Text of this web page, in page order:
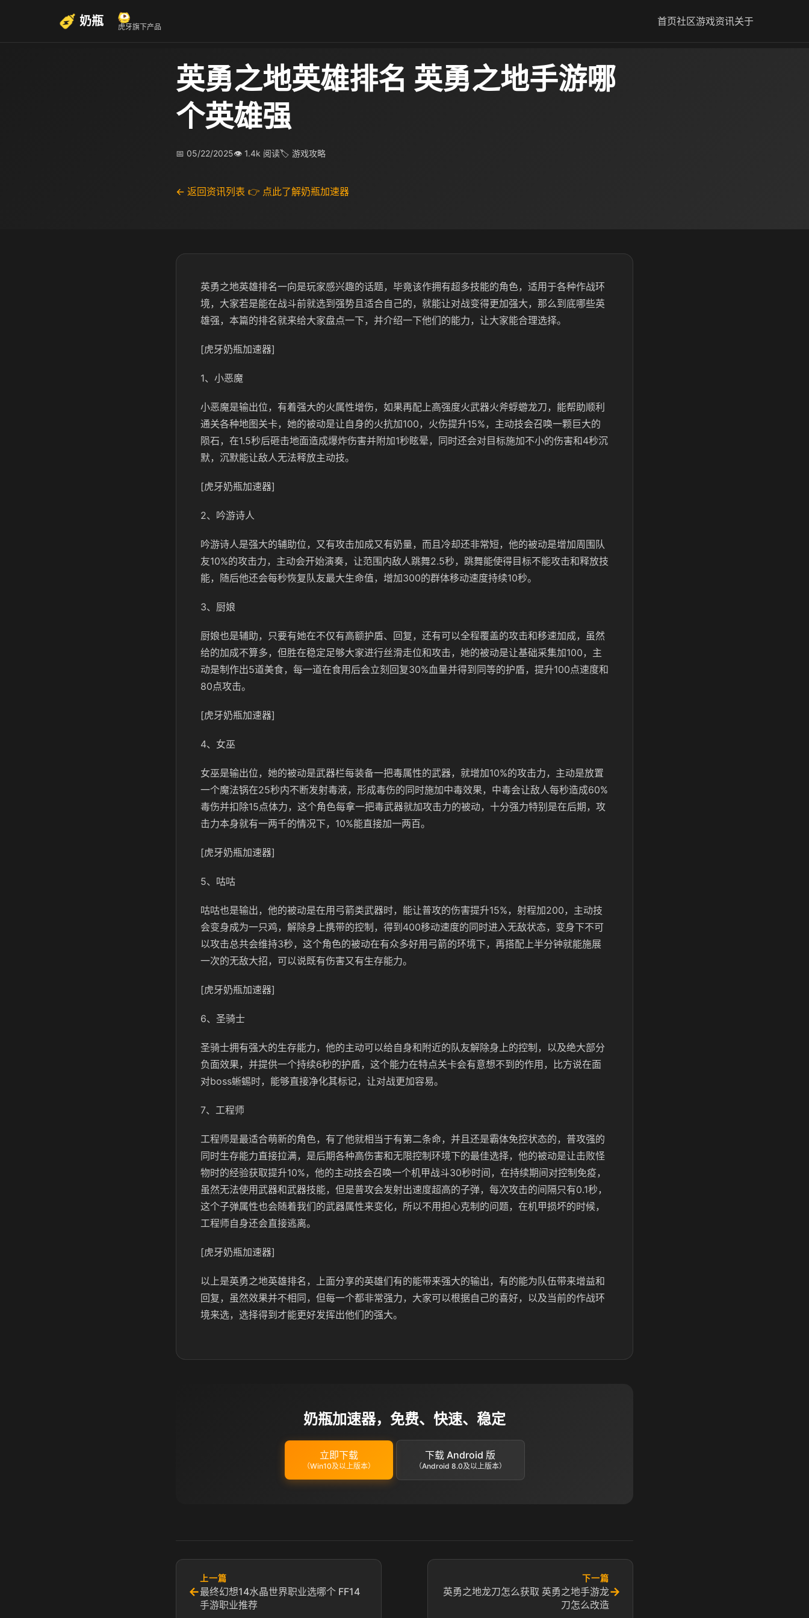
奶瓶 虎牙旗下产品 首页社区游戏资讯关于
英勇之地英雄排名 英勇之地手游哪
个英雄强
📅 05/22/2025👁 1.4k 阅读🏷 游戏攻略
← 返回资讯列表 👉 点此了解奶瓶加速器
英勇之地英雄排名一向是玩家感兴趣的话题，毕竟该作拥有超多技能的角色，适用于各种作战环
境，大家若是能在战斗前就选到强势且适合自己的，就能让对战变得更加强大，那么到底哪些英
雄强，本篇的排名就来给大家盘点一下，并介绍一下他们的能力，让大家能合理选择。
[虎牙奶瓶加速器]
1、小恶魔
小恶魔是输出位，有着强大的火属性增伤，如果再配上高强度火武器火斧蜉蝣龙刀，能帮助顺利
通关各种地图关卡，她的被动是让自身的火抗加100，火伤提升15%，主动技会召唤一颗巨大的
陨石，在1.5秒后砸击地面造成爆炸伤害并附加1秒眩晕，同时还会对目标施加不小的伤害和4秒沉
默，沉默能让敌人无法释放主动技。
[虎牙奶瓶加速器]
2、吟游诗人
吟游诗人是强大的辅助位，又有攻击加成又有奶量，而且冷却还非常短，他的被动是增加周围队
友10%的攻击力，主动会开始演奏，让范围内敌人跳舞2.5秒，跳舞能使得目标不能攻击和释放技
能，随后他还会每秒恢复队友最大生命值，增加300的群体移动速度持续10秒。
3、厨娘
厨娘也是辅助，只要有她在不仅有高额护盾、回复，还有可以全程覆盖的攻击和移速加成，虽然
给的加成不算多，但胜在稳定足够大家进行丝滑走位和攻击，她的被动是让基础采集加100，主
动是制作出5道美食，每一道在食用后会立刻回复30%血量并得到同等的护盾，提升100点速度和
80点攻击。
[虎牙奶瓶加速器]
4、女巫
女巫是输出位，她的被动是武器栏每装备一把毒属性的武器，就增加10%的攻击力，主动是放置
一个魔法锅在25秒内不断发射毒液，形成毒伤的同时施加中毒效果，中毒会让敌人每秒造成60%
毒伤并扣除15点体力，这个角色每拿一把毒武器就加攻击力的被动，十分强力特别是在后期，攻
击力本身就有一两千的情况下，10%能直接加一两百。
[虎牙奶瓶加速器]
5、咕咕
咕咕也是输出，他的被动是在用弓箭类武器时，能让普攻的伤害提升15%，射程加200，主动技
会变身成为一只鸡，解除身上携带的控制，得到400移动速度的同时进入无敌状态，变身下不可
以攻击总共会维持3秒，这个角色的被动在有众多好用弓箭的环境下，再搭配上半分钟就能施展
一次的无敌大招，可以说既有伤害又有生存能力。
[虎牙奶瓶加速器]
6、圣骑士
圣骑士拥有强大的生存能力，他的主动可以给自身和附近的队友解除身上的控制，以及绝大部分
负面效果，并提供一个持续6秒的护盾，这个能力在特点关卡会有意想不到的作用，比方说在面
对boss蜥蜴时，能够直接净化其标记，让对战更加容易。
7、工程师
工程师是最适合萌新的角色，有了他就相当于有第二条命，并且还是霸体免控状态的，普攻强的
同时生存能力直接拉满，是后期各种高伤害和无限控制环境下的最佳选择，他的被动是让击败怪
物时的经验获取提升10%，他的主动技会召唤一个机甲战斗30秒时间，在持续期间对控制免疫，
虽然无法使用武器和武器技能，但是普攻会发射出速度超高的子弹，每次攻击的间隔只有0.1秒，
这个子弹属性也会随着我们的武器属性来变化，所以不用担心克制的问题，在机甲损坏的时候，
工程师自身还会直接逃离。
[虎牙奶瓶加速器]
以上是英勇之地英雄排名，上面分享的英雄们有的能带来强大的输出，有的能为队伍带来增益和
回复，虽然效果并不相同，但每一个都非常强力，大家可以根据自己的喜好，以及当前的作战环
境来选，选择得到才能更好发挥出他们的强大。
奶瓶加速器，免费、快速、稳定
立即下载
（Win10及以上版本）
下载 Android 版
（Android 8.0及以上版本）
←
上一篇
最终幻想14水晶世界职业选哪个 FF14
手游职业推荐
下一篇
英勇之地龙刀怎么获取 英勇之地手游龙
刀怎么改造
→